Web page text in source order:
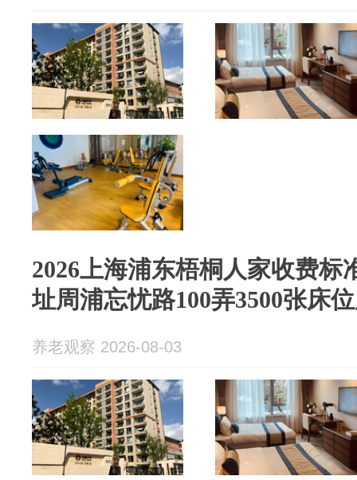
2026上海浦东梧桐人家收费标
址周浦忘忧路100弄3500张床
养老观察 2026-08-03